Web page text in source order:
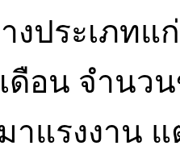
งประเภท
ดือน จำนว
มาแรงงาน